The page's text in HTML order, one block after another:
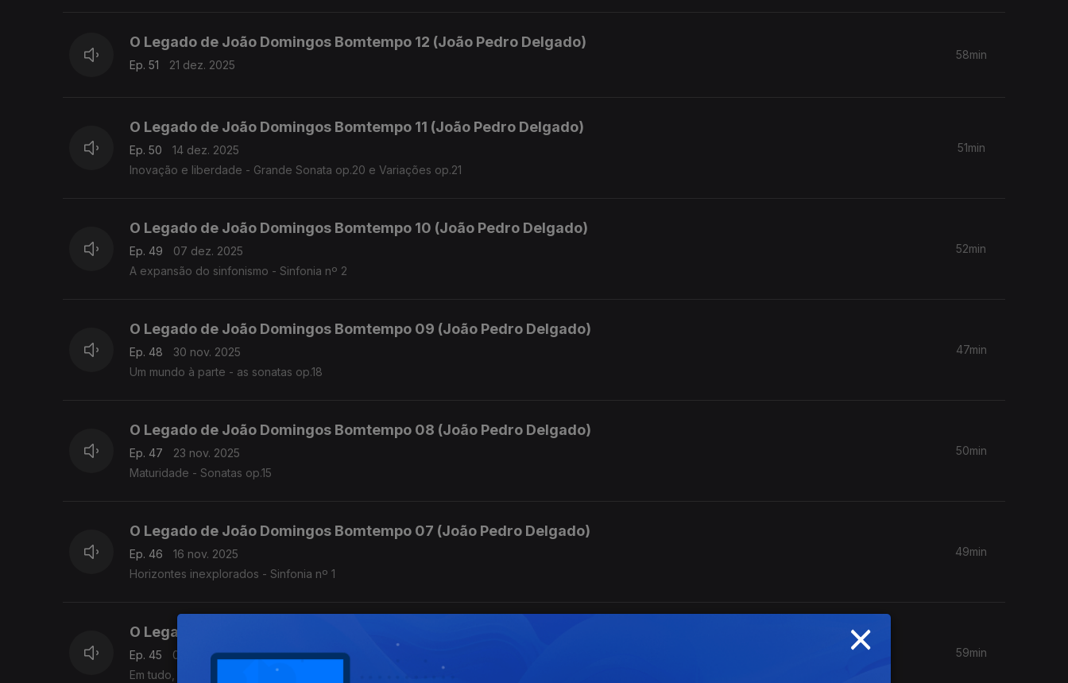
O Legado de João Domingos Bomtempo 12 (João Pedro Delgado)
Ep. 51 21 dez. 2025
58min
O Legado de João Domingos Bomtempo 11 (João Pedro Delgado)
Ep. 50
14 dez. 2025
Inovação e liberdade - Grande Sonata op.20 e Variações op.21
51min
O Legado de João Domingos Bomtempo 10 (João Pedro Delgado)
Ep. 49
07 dez. 2025
A expansão do sinfonismo - Sinfonia nº 2
52min
O Legado de João Domingos Bomtempo 09 (João Pedro Delgado)
Ep. 48
30 nov. 2025
Um mundo à parte - as sonatas op.18
47min
O Legado de João Domingos Bomtempo 08 (João Pedro Delgado)
Ep. 47
23 nov. 2025
Maturidade - Sonatas op.15
50min
O Legado de João Domingos Bomtempo 07 (João Pedro Delgado)
Ep. 46
16 nov. 2025
Horizontes inexplorados - Sinfonia nº 1
49min
O Legado de João Domingos Bomtempo 06 (João Pedro Delgado)
Ep. 45
09 nov. 2025
Em tudo, um novo caminho - Música de Câmara.
59min
×